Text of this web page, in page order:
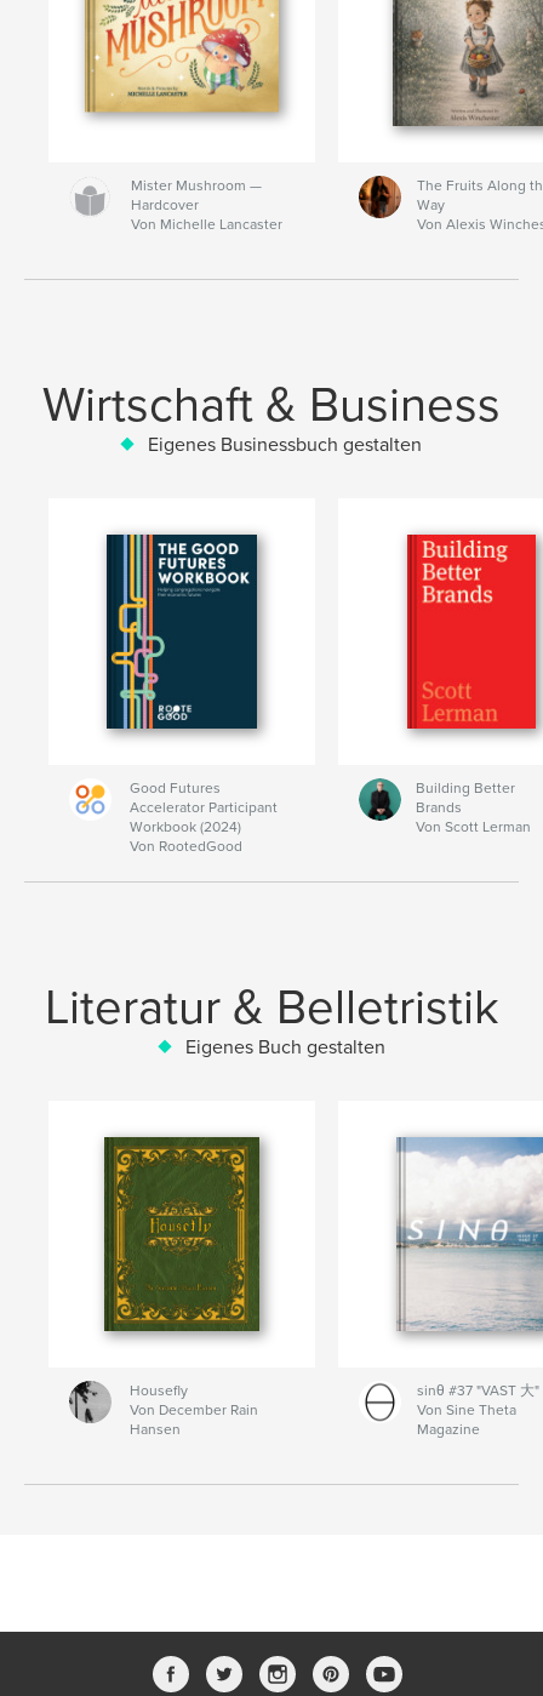
Mister Mushroom —
Hardcover
Von Michelle Lancaster
The Fruits Along
Way
Von Alexis
Wirtschaft & Business
Eigenes Businessbuch gestalten
Good Futures
Accelerator Participant
Workbook (2024)
Von RootedGood
Building Better
Brands
Von Scott Lerman
Literatur & Belletristik
Eigenes Buch gestalten
Housefly
Von December Rain
Hansen
sinθ #37 "VAST 大"
Von Sine Theta
Magazine